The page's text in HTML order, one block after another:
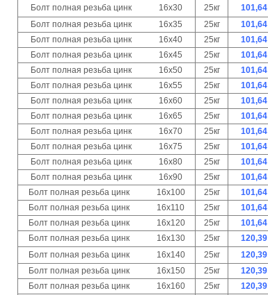
Болт полная резьба цинк 16x30
25кг 101,64
Болт полная резьба цинк 16x35
25кг 101,64
Болт полная резьба цинк 16x40
25кг 101,64
Болт полная резьба цинк 16x45
25кг 101,64
Болт полная резьба цинк 16x50
25кг 101,64
Болт полная резьба цинк 16x55
25кг 101,64
Болт полная резьба цинк 16x60
25кг 101,64
Болт полная резьба цинк 16x65
25кг 101,64
Болт полная резьба цинк 16x70
25кг 101,64
Болт полная резьба цинк 16x75
25кг 101,64
Болт полная резьба цинк 16x80
25кг 101,64
Болт полная резьба цинк 16x90
25кг 101,64
Болт полная резьба цинк 16x100
25кг 101,64
Болт полная резьба цинк 16x110
25кг 101,64
Болт полная резьба цинк 16x120
25кг 101,64
Болт полная резьба цинк 16x130
25кг 120,39
Болт полная резьба цинк 16x140
25кг 120,39
Болт полная резьба цинк 16x150
25кг 120,39
Болт полная резьба цинк 16x160
25кг 120,39